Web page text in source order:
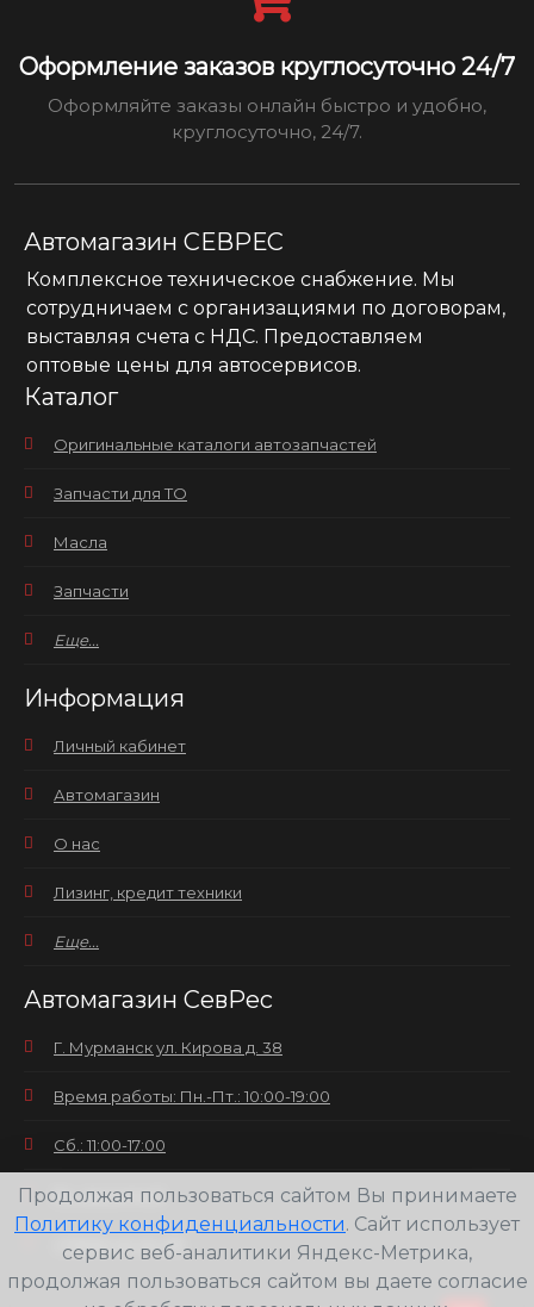
Оформление заказов круглосуточно 24/7
Оформляйте заказы онлайн быстро и удобно,
круглосуточно, 24/7.
Автомагазин СЕВРЕС
Комплексное техническое снабжение. Мы
сотрудничаем с организациями по договорам,
выставляя счета с НДС. Предоставляем
оптовые цены для автосервисов.
Каталог
Оригинальные каталоги автозапчастей
Запчасти для ТО
Масла
Запчасти
Еще...
Информация
Личный кабинет
Автомагазин
О нас
Лизинг, кредит техники
Еще...
Автомагазин СевРес
Г. Мурманск ул. Кирова д. 38
Время работы: Пн.-Пт.: 10:00-19:00
Сб.: 11:00-17:00
Вс.: выходной
+7(8152) 25-30-58
Продолжая пользоваться сайтом Вы принимаете
Политику конфиденциальности. Сайт использует
сервис веб-аналитики Яндекс-Метрика,
продолжая пользоваться сайтом вы даете согласие